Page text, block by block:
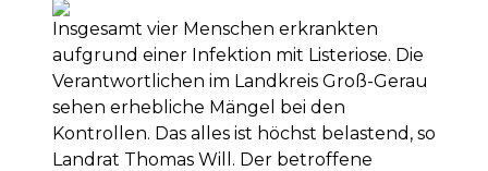
Insgesamt vier Menschen erkrankten
aufgrund einer Infektion mit Listeriose. Die
Verantwortlichen im Landkreis Groß-Gerau
sehen erhebliche Mängel bei den
Kontrollen. Das alles ist höchst belastend, so
Landrat Thomas Will. Der betroffene